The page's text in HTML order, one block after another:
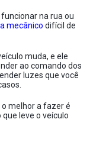
na rua ou
mecânico difícil de
muda, e ele
ao comando dos
luzes que você
melhor a fazer é
leve o veículo